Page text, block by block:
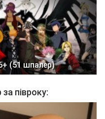
(51 шпалер)
півроку: